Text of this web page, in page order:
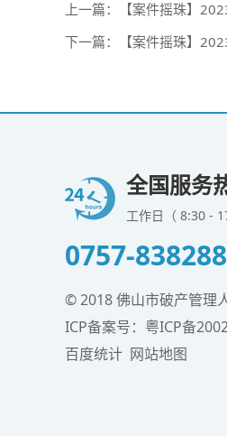
上一篇：
【案件摇珠】
下一篇：
【案件摇珠】
全国服务
工作日（ 8:30 -
0757-
© 2018 佛山市破产管理
ICP备案号： 粤ICP备
百度统计 网站地图